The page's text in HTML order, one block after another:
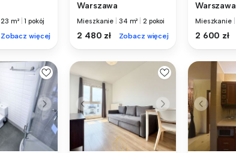
|23 m² |1 pokój
Zobacz więcej
Warszawa
Mieszkanie 34 m² |2 pokoi
2 480 zł Zobacz więcej
Warszawa
Mieszkanie
2 600 zł